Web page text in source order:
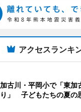
アクセスランキ
加古川・平岡小で「東加
り」 子どもたちの夏の